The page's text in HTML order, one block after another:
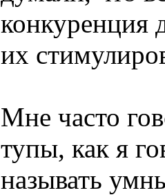
конкуренция
их
Мне часто
тупы, как я
называть